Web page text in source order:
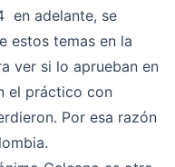
en adelante, se
estos temas en la
ver si lo aprueban en
el práctico con
Por esa razón